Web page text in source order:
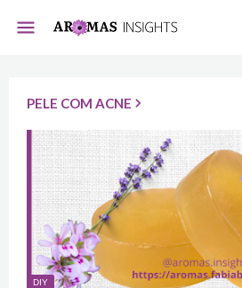
PELE COM ACNE
DIY